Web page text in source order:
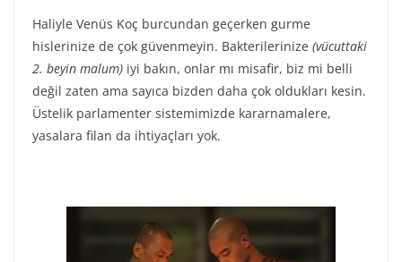
Haliyle Venüs Koç burcundan geçerken gurme
hislerinize de çok güvenmeyin. Bakterilerinize (vücuttaki
2. beyin malum) iyi bakın, onlar mı misafir, biz mi belli
değil zaten ama sayıca bizden daha çok oldukları kesin.
Üstelik parlamenter sistemimizde kararnamalere,
yasalara filan da ihtiyaçları yok.